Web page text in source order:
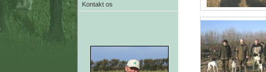
Kontakt os